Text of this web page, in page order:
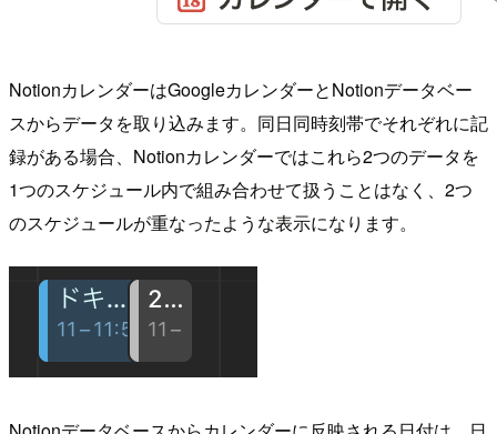
NotionカレンダーはGoogleカレンダーとNotionデータベー
スからデータを取り込みます。同日同時刻帯でそれぞれに記
録がある場合、Notionカレンダーではこれら2つのデータを
1つのスケジュール内で組み合わせて扱うことはなく、2つ
のスケジュールが重なったような表示になります。